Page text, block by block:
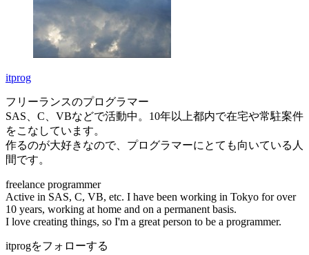
itprog
フリーランスのプログラマー
SAS、C、VBなどで活動中。10年以上都内で在宅や常駐案件
をこなしています。
作るのが大好きなので、プログラマーにとても向いている人
間です。
freelance programmer
Active in SAS, C, VB, etc. I have been working in Tokyo for over
10 years, working at home and on a permanent basis.
I love creating things, so I'm a great person to be a programmer.
itprogをフォローする